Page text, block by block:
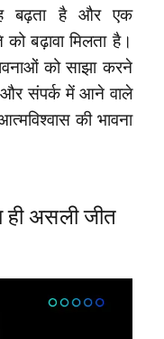
बढ़ता है और एक
बढ़ावा मिलता है।
को साझा करने
और संपर्क में आने वाले
की भावना
ही असली जीत